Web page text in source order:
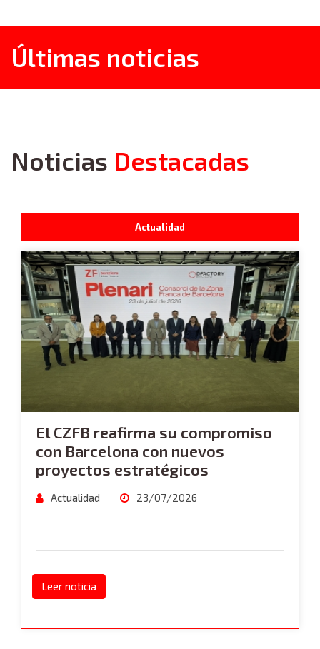
Últimas noticias
Noticias Destacadas
Actualidad
El CZFB reafirma su compromiso
con Barcelona con nuevos
proyectos estratégicos
Actualidad 23/07/2026
Leer noticia